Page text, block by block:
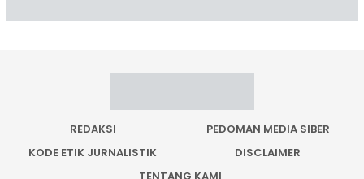
REDAKSI
PEDOMAN MEDIA SIBER
KODE ETIK JURNALISTIK
DISCLAIMER